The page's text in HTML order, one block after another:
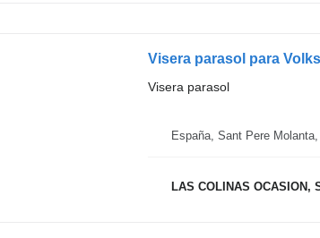
Visera parasol para
Visera parasol
España, Sant Pere
LAS COLINAS OCASION,